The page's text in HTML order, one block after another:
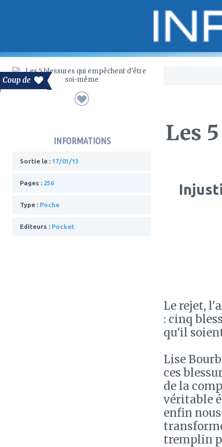
Coup de
INFORMATIONS
Sortie le : 17/01/13
Pages : 256
Type : Poche
Editeurs : Pocket
Les
Le rejet,
: cinq
qu'il
Lise
ces
de la
véritable
enfin
tremplin